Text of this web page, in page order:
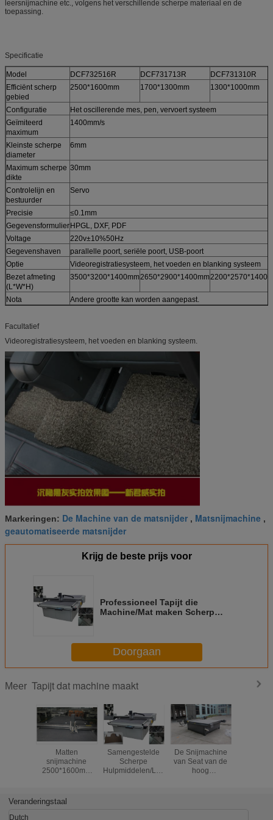
leersnijmachine etc., volgens het verschillende scherpe materiaal en de
toepassing.
Specificatie
Model DCF732516R DCF731713R
DCF731310R
Efficiënt scherp
gebied
2500*1600mm 1700*1300mm 1300*1000mm
Configuratie
Het oscillerende mes, pen, vervoert systeem
Geïmiteerd
maximum
1400mm/s
Kleinste scherpe
diameter
6mm
Maximum scherpe
dikte
30mm
Controlelijn en
bestuurder
Servo
Precisie
≤0.1mm
GegevensformulierHPGL, DXF, PDF
Voltage
220v±10%50Hz
Gegevenshaven
parallelle poort, seriële poort, USB-poort
Optie
Videoregistratiesysteem, het voeden en blanking systeem
Bezet afmeting
(L*W*H)
3500*3200*1400mm2650*2900*1400mm
Nota Andere grootte kan worden aangepast.
Facultatief
Videoregistratiesysteem, het voeden en blanking systeem.
Markeringen: De Machine van de matsnijder , Matsnijmachine ,
geautomatiseerde matsnijder
Krijg de beste prijs voor
Professioneel Tapijt die
Machine/Mat maken Scherp
Doorgaan
Meer Tapijt dat machine maakt
Matten
snijmachine
2500*1600mm
Samengestelde
Scherpe
Hulpmiddelen/Leer
De Snijmachine
van Seat van de
hoog
Veranderingstaal
Dutch